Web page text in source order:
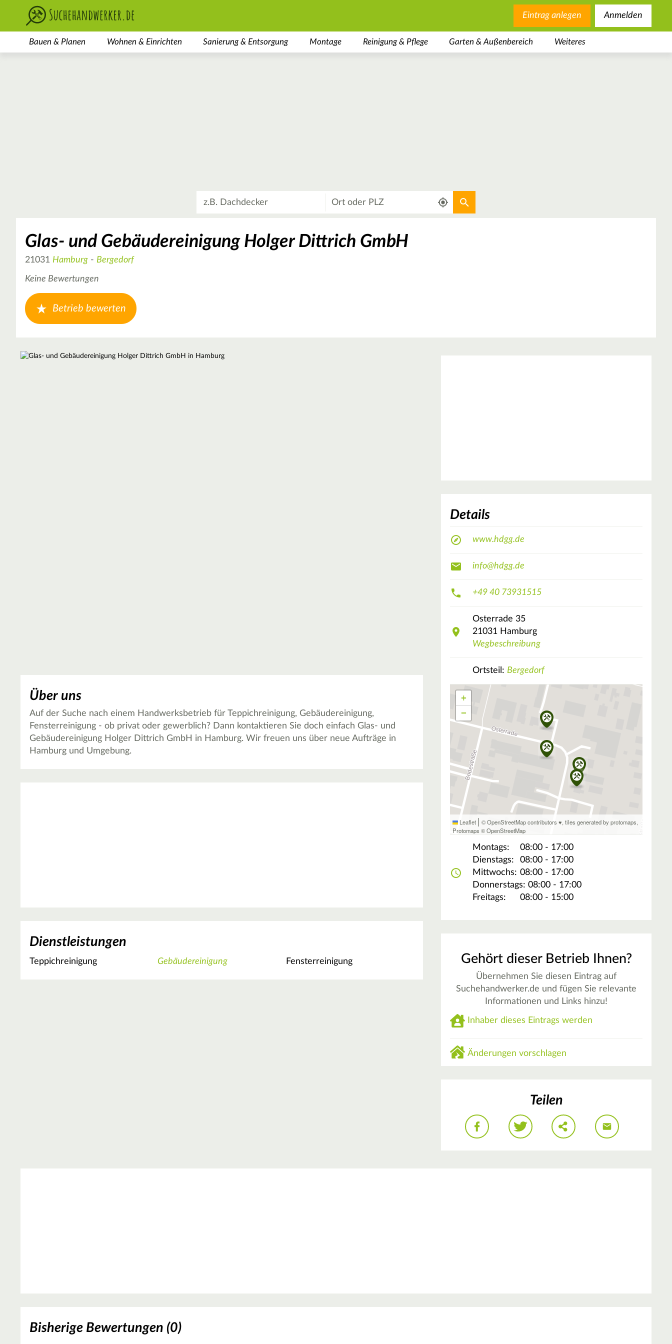
Eintrag anlegen Anmelden
Bauen & Planen Wohnen & Einrichten Sanierung & Entsorgung Montage Reinigung & Pflege Garten & Außenbereich Weiteres
Aktuellen Standort verwenden
Glas- und Gebäudereinigung Holger Dittrich GmbH
21031 Hamburg - Bergedorf
Keine Bewertungen
Betrieb bewerten
Über uns
Auf der Suche nach einem Handwerksbetrieb für Teppichreinigung, Gebäudereinigung,
Fensterreinigung - ob privat oder gewerblich? Dann kontaktieren Sie doch einfach Glas- und
Gebäudereinigung Holger Dittrich GmbH in Hamburg. Wir freuen uns über neue Aufträge in
Hamburg und Umgebung.
Dienstleistungen
Teppichreinigung Gebäudereinigung Fensterreinigung
Details
www.hdgg.de
info@hdgg.de
+49 40 73931515
Osterrade 35
21031 Hamburg
Wegbeschreibung
Ortsteil: Bergedorf
+
−
Leaflet | © OpenStreetMap contributors ♥,tiles generated by protomaps,
Protomaps ©OpenStreetMap
Montags:
08:00 - 17:00
Dienstags:
08:00 - 17:00
Mittwochs: 08:00 - 17:00
Donnerstags: 08:00 - 17:00
Freitags:
08:00 - 15:00
Gehört dieser Betrieb Ihnen?
Übernehmen Sie diesen Eintrag auf
Suchehandwerker.de und fügen Sie relevante
Informationen und Links hinzu!
Inhaber dieses Eintrags werden
Änderungen vorschlagen
Teilen
Bisherige Bewertungen (0)